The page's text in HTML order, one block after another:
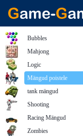
Bubbles
Mahjong
Logic
Mängud poistele
tank mängud
Shooting
Racing Mängud
Zombies